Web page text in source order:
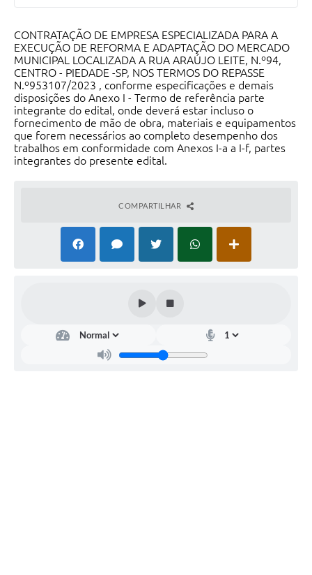
CONTRATAÇÃO DE EMPRESA ESPECIALIZADA PARA A
EXECUÇÃO DE REFORMA E ADAPTAÇÃO DO MERCADO
MUNICIPAL LOCALIZADA A RUA ARAÚJO LEITE, N.º94,
CENTRO - PIEDADE -SP, NOS TERMOS DO REPASSE
N.º953107/2023 , conforme especificações e demais
disposições do Anexo I - Termo de referência parte
integrante do edital, onde deverá estar incluso o
fornecimento de mão de obra, materiais e equipamentos
que forem necessários ao completo desempenho dos
trabalhos em conformidade com Anexos I-a a I-f, partes
integrantes do presente edital.
COMPARTILHAR